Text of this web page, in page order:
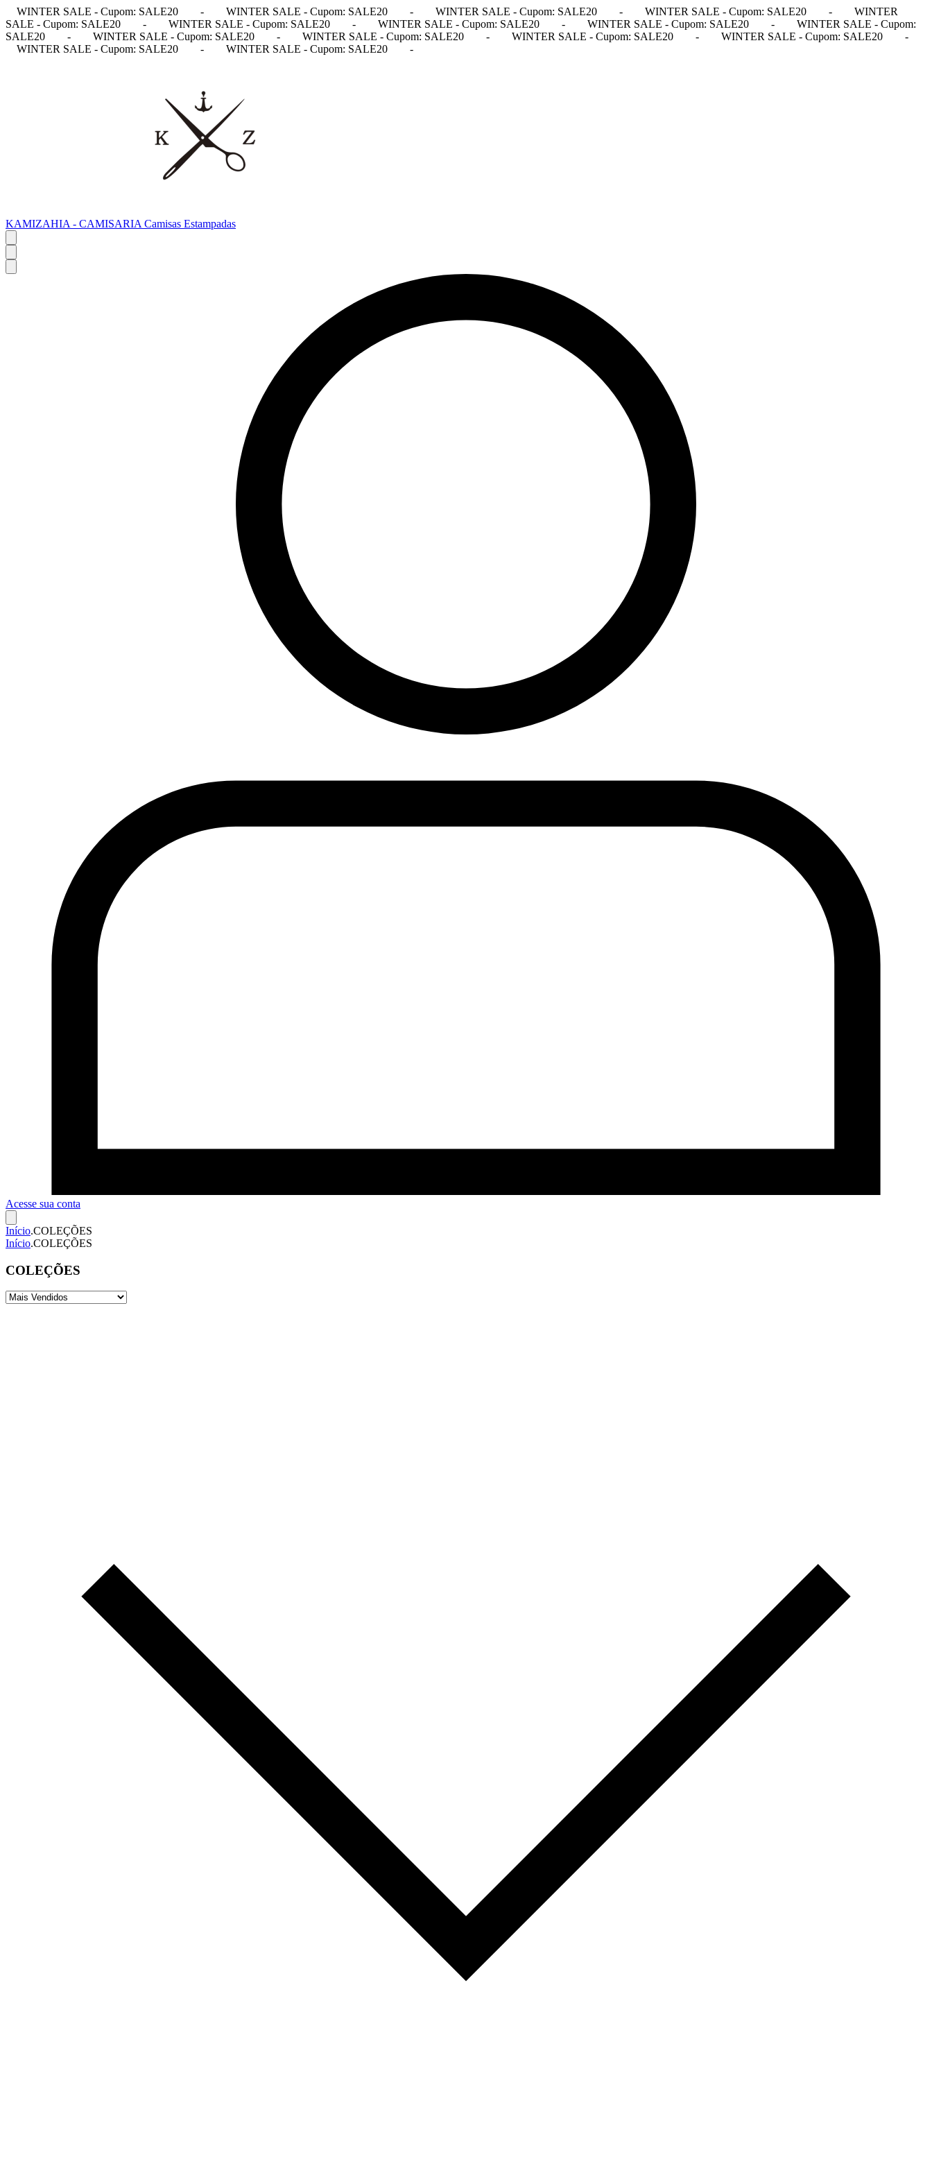
WINTER SALE - Cupom: SALE20 - WINTER SALE - Cupom: SALE20 - WINTER SALE - Cupom: SALE20 - WINTER SALE - Cupom: SALE20 -
WINTER
SALE - Cupom: SALE20
- WINTER SALE - Cupom: SALE20 - WINTER SALE - Cupom: SALE20 - WINTER SALE - Cupom: SALE20 -
WINTER SALE - Cupom:
SALE20
- WINTER SALE - Cupom: SALE20 - WINTER SALE - Cupom: SALE20 - WINTER SALE - Cupom: SALE20 - WINTER SALE - Cupom: SALE20
-
WINTER SALE - Cupom: SALE20
- WINTER SALE - Cupom: SALE20 -
KAMIZAHIA - CAMISARIA Camisas Estampadas
Acesse sua conta
Início.COLEÇÕES
Início.COLEÇÕES
COLEÇÕES